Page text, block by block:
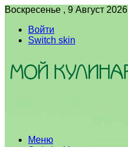
Воскресенье , 9 Август 2026
Войти
Switch skin
Меню